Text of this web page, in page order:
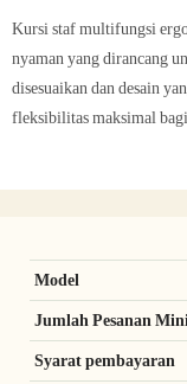
Kursi staf multifungsi
nyaman yang dirancang
disesuaikan dan desain
fleksibilitas maksimal
Model
Jumlah Pesanan
Syarat pembayaran